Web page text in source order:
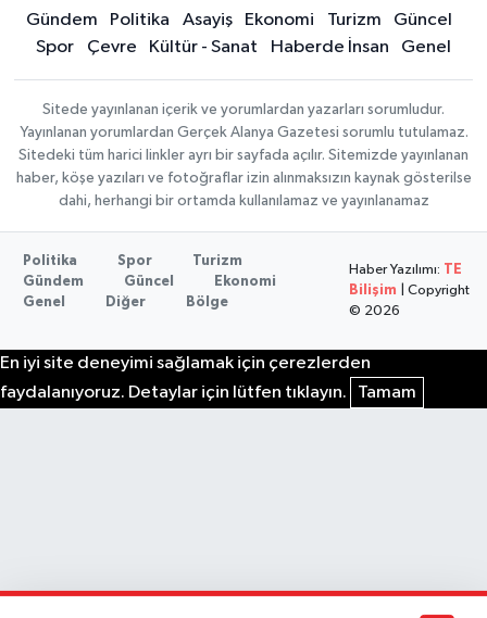
Gündem Politika Asayiş Ekonomi Turizm
Güncel
Spor
Çevre Kültür - Sanat Haberde İnsan Genel
Sitede yayınlanan içerik ve yorumlardan yazarları sorumludur.
Yayınlanan yorumlardan Gerçek Alanya Gazetesi sorumlu tutulamaz.
Sitedeki tüm harici linkler ayrı bir sayfada açılır. Sitemizde yayınlanan
haber, köşe yazıları ve fotoğraflar izin alınmaksızın kaynak gösterilse
dahi, herhangi bir ortamda kullanılamaz ve yayınlanamaz
Politika Spor
Turizm
Gündem
Güncel
Ekonomi
Genel
Diğer Bölge
Haber Yazılımı:
TE
Bilişim | Copyright
© 2026
En iyi site deneyimi sağlamak için çerezlerden
faydalanıyoruz. Detaylar için lütfen tıklayın.
Tamam